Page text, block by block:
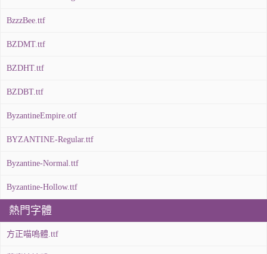
BzzzBee.ttf
BZDMT.ttf
BZDHT.ttf
BZDBT.ttf
ByzantineEmpire.otf
BYZANTINE-Regular.ttf
Byzantine-Normal.ttf
Byzantine-Hollow.ttf
熱門字體
方正喵嗚體.ttf